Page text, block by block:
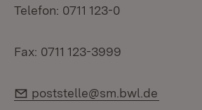
Telefon: 0711 123-0
Fax: 0711 123-3999
E-Mail:
poststelle@sm.bwl.de